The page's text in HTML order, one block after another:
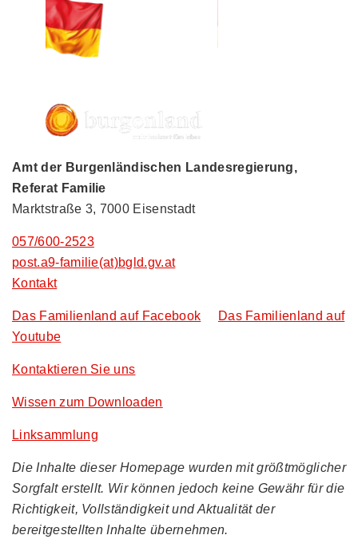
Amt der Burgenländischen Landesregierung,
Referat Familie
Marktstraße 3, 7000 Eisenstadt
057/600-2523
post.a9-familie(at)bgld.gv.at
Kontakt
Das Familienland auf Facebook
Das Familienland auf
Youtube
Kontaktieren Sie uns
Wissen zum Downloaden
Linksammlung
Die Inhalte dieser Homepage wurden mit größtmöglicher
Sorgfalt erstellt. Wir können jedoch keine Gewähr für die
Richtigkeit, Vollständigkeit und Aktualität der
bereitgestellten Inhalte übernehmen.